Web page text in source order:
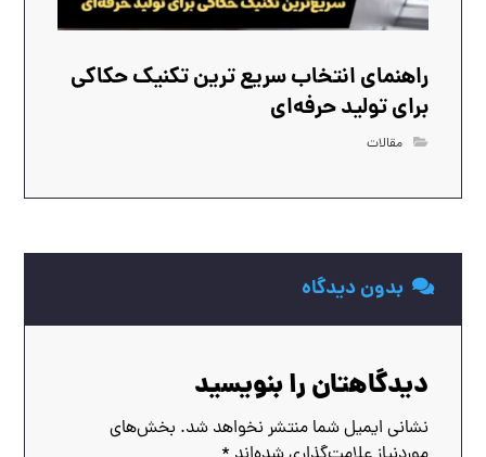
راهنمای انتخاب سریع‌ ترین تکنیک حکاکی
برای تولید حرفه‌ای
مقالات
بدون دیدگاه
دیدگاهتان را بنویسید
نشانی ایمیل شما منتشر نخواهد شد. بخش‌های